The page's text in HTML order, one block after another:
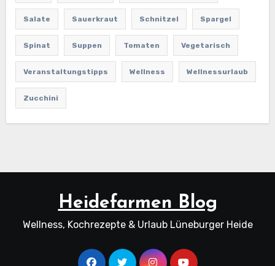
Salate Sauerkraut Schnitzel Spargel
Spinat Suppen Tomaten Vegetarisch
Veranstaltungstipps Wellness Wellnessurlaub
Zucchini
Heidefarmen Blog
Wellness, Kochrezepte & Urlaub Lüneburger Heide